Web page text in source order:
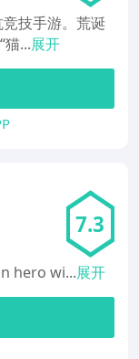
竞技手游。荒诞
猫...展开
7.3
hero wi...展开